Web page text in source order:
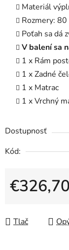
Materiál
Rozmery:
Poťah sa dá
V balení sa
1 x Rám
1 x Zadné
1 x Matrac
1 x Vrchný
Dostupnosť
Kód:
€326,70
Tlač